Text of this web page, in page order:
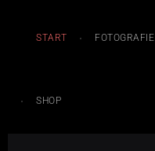
START FOTOGRAFIE
SHOP